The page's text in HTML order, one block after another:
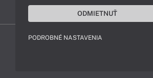
FUJITSU-SHOP © 2011 - 2026 Všetky
ODMIETNUŤ
PODROBNÉ NASTAVENIA